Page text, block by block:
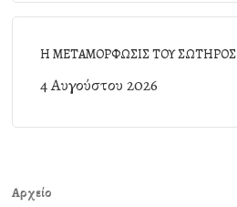
Η ΜΕΤΑΜΟΡΦΩΣΙΣ ΤΟΥ ΣΩΤΗΡΟΣ
4 Αυγούστου 2026
Αρχείο